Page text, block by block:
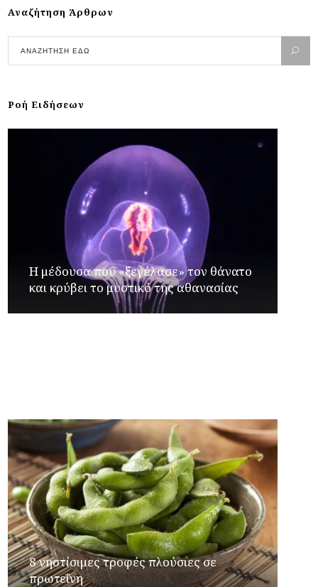
Αναζήτηση Άρθρων
Ροή Ειδήσεων
Η μέδουσα που «ξεγέλασε» τον θάνατο
και κρύβει το μυστικό της αθανασίας
8 νηστίσιμες τροφές πλούσιες σε
πρωτεΐνη